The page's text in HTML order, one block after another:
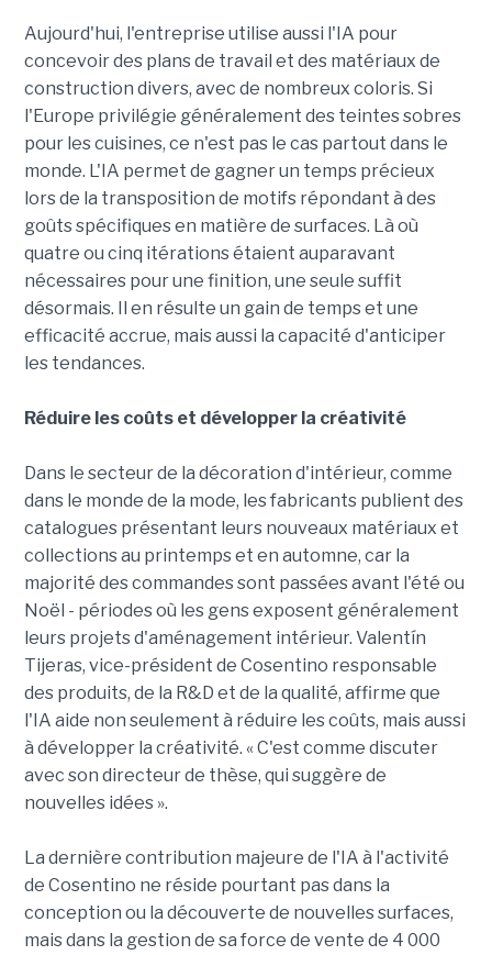
Aujourd'hui, l'entreprise utilise aussi l'IA pour
concevoir des plans de travail et des matériaux de
construction divers, avec de nombreux coloris. Si
l'Europe privilégie généralement des teintes sobres
pour les cuisines, ce n'est pas le cas partout dans le
monde. L'IA permet de gagner un temps précieux
lors de la transposition de motifs répondant à des
goûts spécifiques en matière de surfaces. Là où
quatre ou cinq itérations étaient auparavant
nécessaires pour une finition, une seule suffit
désormais. Il en résulte un gain de temps et une
efficacité accrue, mais aussi la capacité d'anticiper
les tendances.
Réduire les coûts et développer la créativité
Dans le secteur de la décoration d'intérieur, comme
dans le monde de la mode, les fabricants publient des
catalogues présentant leurs nouveaux matériaux et
collections au printemps et en automne, car la
majorité des commandes sont passées avant l'été ou
Noël - périodes où les gens exposent généralement
leurs projets d'aménagement intérieur. Valentín
Tijeras, vice-président de Cosentino responsable
des produits, de la R&D et de la qualité, affirme que
l'IA aide non seulement à réduire les coûts, mais aussi
à développer la créativité. « C'est comme discuter
avec son directeur de thèse, qui suggère de
nouvelles idées ».
La dernière contribution majeure de l'IA à l'activité
de Cosentino ne réside pourtant pas dans la
conception ou la découverte de nouvelles surfaces,
mais dans la gestion de sa force de vente de 4 000